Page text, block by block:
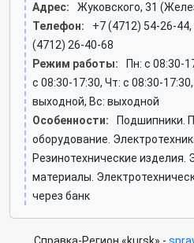
Адрес:
Жуковского, 31
Телефон:
+7 (4712) 54-26-
(4712) 26-40-68
Режим работы:
Пн: c 08:30-
c 08:30-17:30, Чт: c 08:30-
выходной, Вс: выходной
Особенности:
Подшипники.
оборудование.
Резинотехнические изделия.
материалы.
через банк